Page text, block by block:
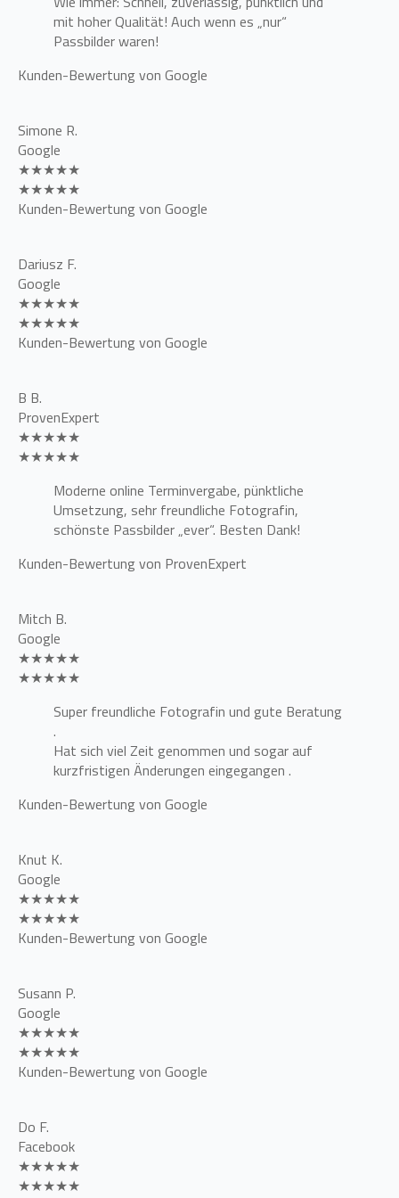
mit hoher Qualität! Auch wenn es „nur“
Passbilder waren!
Kunden-Bewertung von Google
Simone R.
Google
★★★★★
★★★★★
Kunden-Bewertung von Google
Dariusz F.
Google
★★★★★
★★★★★
Kunden-Bewertung von Google
B B.
ProvenExpert
★★★★★
★★★★★
Moderne online Terminvergabe, pünktliche
Umsetzung, sehr freundliche Fotografin,
schönste Passbilder „ever“. Besten Dank!
Kunden-Bewertung von ProvenExpert
Mitch B.
Google
★★★★★
★★★★★
Super freundliche Fotografin und gute Beratung
.
Hat sich viel Zeit genommen und sogar auf
kurzfristigen Änderungen eingegangen .
Kunden-Bewertung von Google
Knut K.
Google
★★★★★
★★★★★
Kunden-Bewertung von Google
Susann P.
Google
★★★★★
★★★★★
Kunden-Bewertung von Google
Do F.
Facebook
★★★★★
★★★★★